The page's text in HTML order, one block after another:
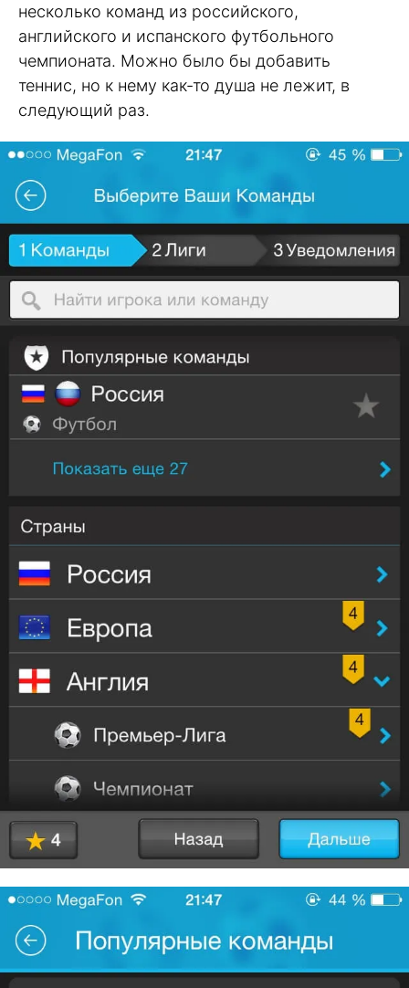
несколько команд из российского,
английского и испанского футбольного
чемпионата. Можно было бы добавить
теннис, но к нему как-то душа не лежит, в
следующий раз.